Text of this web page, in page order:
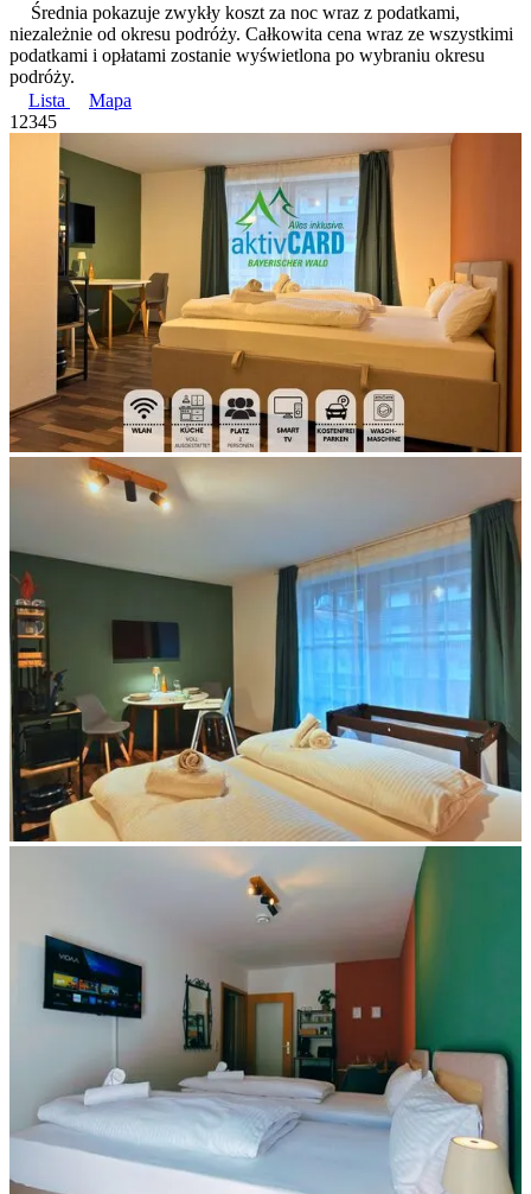
Średnia pokazuje zwykły koszt za noc wraz z podatkami,
niezależnie od okresu podróży. Całkowita cena wraz ze wszystkimi
podatkami i opłatami zostanie wyświetlona po wybraniu okresu
podróży.
Lista
Mapa
1 2345